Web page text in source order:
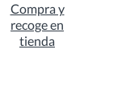
Compra y
recoge en
tienda